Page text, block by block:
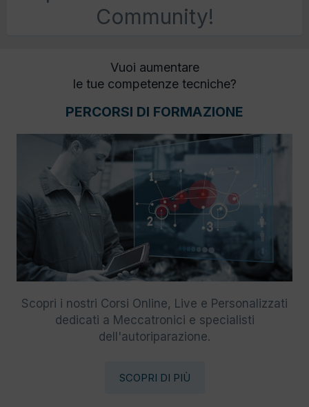
Community!
Vuoi aumentare
le tue competenze tecniche?
PERCORSI DI FORMAZIONE
Scopri i nostri Corsi Online, Live e Personalizzati
dedicati a Meccatronici e specialisti
dell'autoriparazione.
SCOPRI DI PIÙ